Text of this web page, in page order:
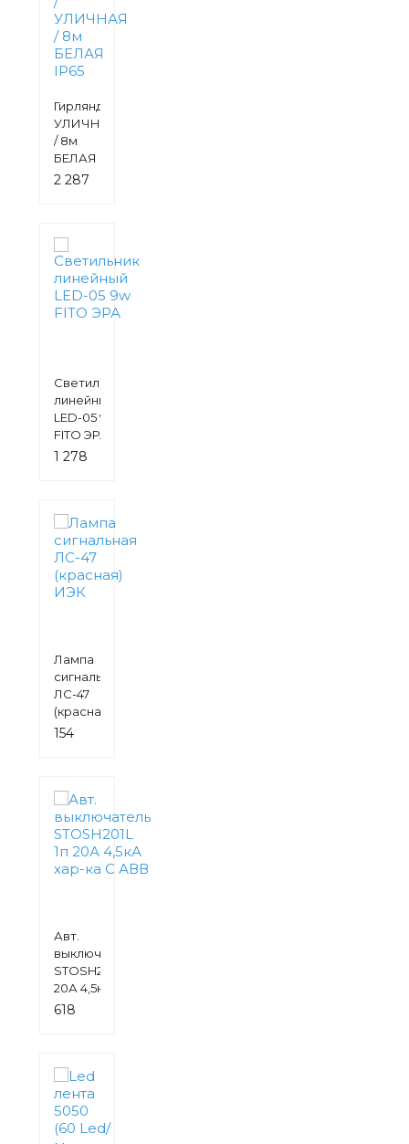
Гирлянда /
УЛИЧНАЯ
/ 8м
БЕЛАЯ
IP65
2 287
Светильник
линейный
LED-05 9w
FITO ЭРА
1 278
Лампа
сигнальная
ЛС-47
(красная)
ИЭК
154
Авт.
выключатель
STOSH201L 1п
20А 4,5кА
хар-ка С АВВ
618